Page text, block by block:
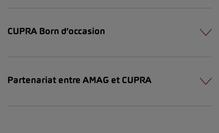
CUPRA Born d’occasion
Partenariat entre AMAG et CUPRA